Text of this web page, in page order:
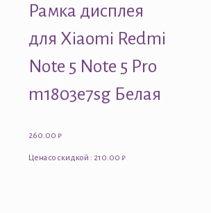
Рамка дисплея
для Xiaomi Redmi
Note 5 Note 5 Pro
m1803e7sg Белая
260.00 ₽
Цена со скидкой : 210.00 ₽